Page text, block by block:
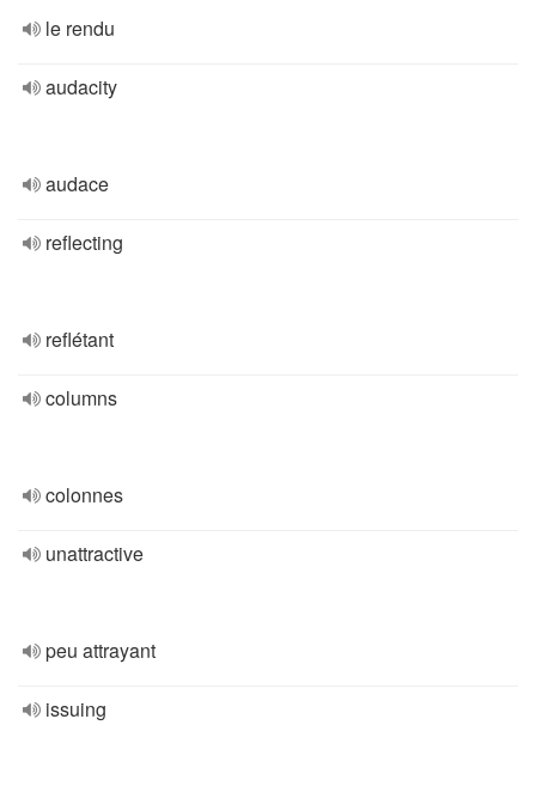
le rendu
audacity
audace
reflecting
reflétant
columns
colonnes
unattractive
peu attrayant
issuing